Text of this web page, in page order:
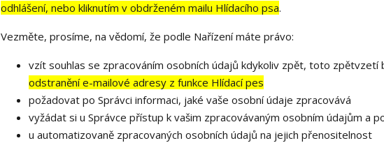
odhlášení, nebo kliknutím v obdrženém mailu Hlídacího psa.
Vezměte, prosíme, na vědomí, že podle Nařízení máte právo:
vzít souhlas se zpracováním osobních údajů kdykoliv zpět, toto zpětvzetí
odstranění e-mailové adresy z funkce Hlídací pes
požadovat po Správci informaci, jaké vaše osobní údaje zpracovává
vyžádat si u Správce přístup k vašim zpracovávaným osobním údajům a
u automatizovaně zpracovaných osobních údajů na jejich přenositelnost